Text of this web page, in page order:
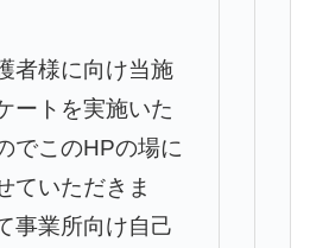
者様に向け当施
ートを実施いた
でこのHPの場に
ていただきま
事業所向け自己